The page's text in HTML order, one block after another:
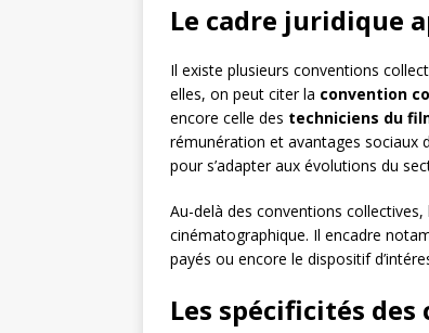
Le cadre juridique
Il existe plusieurs conventions
elles, on peut citer la convention
encore celle des techniciens du
rémunération et avantages sociaux
pour s’adapter aux évolutions du
Au-delà des conventions collectives,
cinématographique. Il encadre
payés ou encore le dispositif
Les spécificités